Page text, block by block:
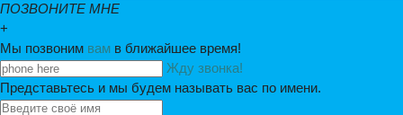
ПОЗВОНИТЕ МНЕ
+
Мы позвоним вам в ближайшее время!
Жду звонка!
Представьтесь и мы будем называть вас по имени.